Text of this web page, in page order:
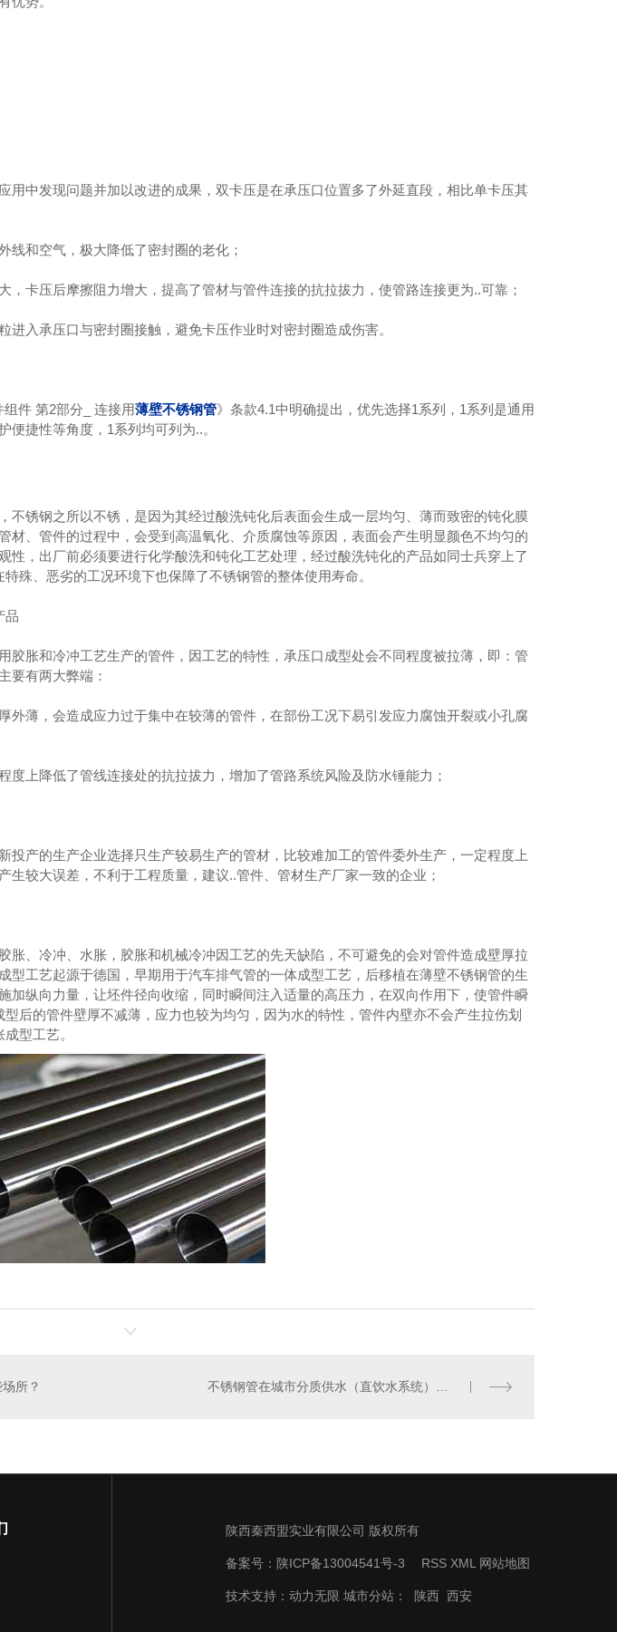
钢水管 304薄壁不锈钢水管
用中发现问题并加以改进的成果，双卡压是在承压口位置多了外延直段，相比单卡压其
和空气，极大降低了密封圈的老化；
卡压后摩擦阻力增大，提高了管材与管件连接的抗拉拔力，使管路连接更为..可靠；
入承压口与密封圈接触，避免卡压作业时对密封圈造成伤害。
组件 第2部分_ 连接用薄壁不锈钢管》条款4.1中明确提出，优先选择1系列，1系列是通用
便捷性等角度，1系列均可列为..。
不锈钢之所以不锈，是因为其经过酸洗钝化后表面会生成一层均匀、薄而致密的钝化膜
材、管件的过程中，会受到高温氧化、介质腐蚀等原因，表面会产生明显颜色不均匀的
性，出厂前必须要进行化学酸洗和钝化工艺处理，经过酸洗钝化的产品如同士兵穿上了
殊、恶劣的工况环境下也保障了不锈钢管的整体使用寿命。
品
胶胀和冷冲工艺生产的管件，因工艺的特性，承压口成型处会不同程度被拉薄，即：管
要有两大弊端：
薄，会造成应力过于集中在较薄的管件，在部份工况下易引发应力腐蚀开裂或小孔腐
上降低了管线连接处的抗拉拔力，增加了管路系统风险及防水锤能力；
投产的生产企业选择只生产较易生产的管材，比较难加工的管件委外生产，一定程度上
生较大误差，不利于工程质量，建议..管件、管材生产厂家一致的企业；
胀、冷冲、水胀，胶胀和机械冷冲因工艺的先天缺陷，不可避免的会对管件造成壁厚拉
型工艺起源于德国，早期用于汽车排气管的一体成型工艺，后移植在薄壁不锈钢管的生
加纵向力量，让坯件径向收缩，同时瞬间注入适量的高压力，在双向作用下，使管件瞬
后的管件壁厚不减薄，应力也较为均匀，因为水的特性，管件内壁亦不会产生拉伤划
型工艺。
所？ 不锈钢管在城市分质供水（直饮水系统）的应用
陕西秦西盟实业有限公司 版权所有
备案号： 陕ICP备13004541号-3 RSS XML 网站地图
技术支持： 动力无限 城市分站： 陕西 西安